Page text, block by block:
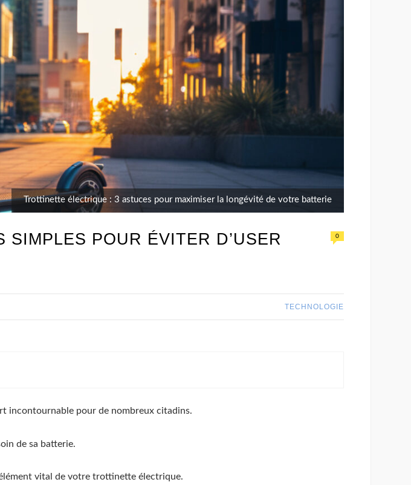
Trottinette électrique : 3 astuces pour maximiser la longévité de votre batterie
POUR ÉVITER D’USER
0
TECHNOLOGIE
incontournable pour de nombreux citadins.
de sa batterie.
vital de votre trottinette électrique.